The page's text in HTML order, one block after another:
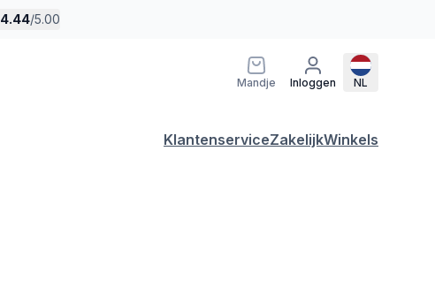
4.44/5.00
Mandje Inloggen NL
KlantenserviceZakelijkWinkels